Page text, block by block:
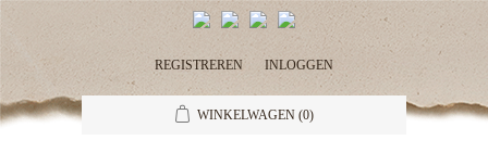
REGISTREREN INLOGGEN
WINKELWAGEN (0)